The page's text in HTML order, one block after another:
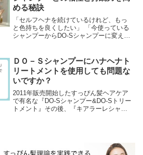
める秘訣
「セルフヘナを続けているけれど、もっ
と色持ちを良くしたい」 「今使っている
シャンプーからDO-Sシャンプーに変えた
にキープするか...
ＤＯ－Ｓシャンプーにハナヘナト
リートメントを使用しても問題な
いですか？
2011年販売開始したすっぴん髪ヘアケア
で有名な『DO-Sシャンプー&DO-Sトリー
トメント』その後、『キアラーレシャン